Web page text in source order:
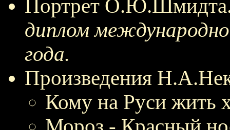
Портрет
диплом
года.
Произведения
Кому на Руси жить